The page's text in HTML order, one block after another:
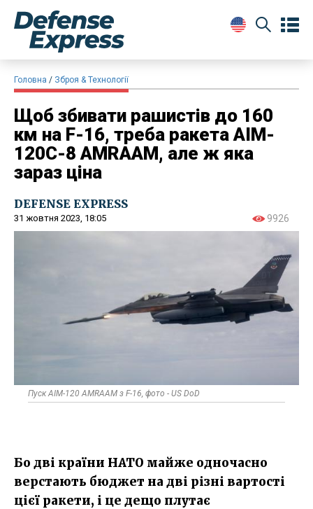
Головна Зброя & Технології
Щоб збивати рашистів до 160
км на F-16, треба ракета AIM-
120C-8 AMRAAM, але ж яка
зараз ціна
DEFENSE EXPRESS
31 жовтня 2023, 18:05 9926
Пуск AIM-120 AMRAAM з F-16, фото - US DoD
Бо дві країни НАТО майже одночасно
верстають бюджет на дві різні вартості
цієї ракети, і це дещо плутає